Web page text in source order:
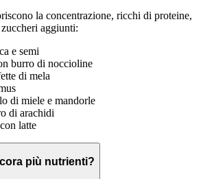
la concentrazione, ricchi di proteine,
aggiunti:
e semi
burro di noccioline
di mela
di miele e mandorle
di arachidi
latte
più nutrienti?